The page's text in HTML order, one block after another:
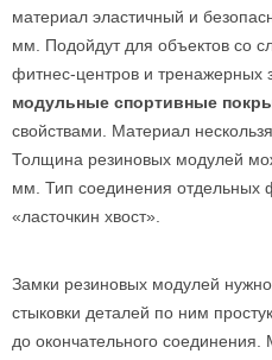
материал эластичный и
мм. Подойдут для объектов со
фитнес-центров и тренажерных
модульные спортивные
свойствами. Материал
Толщина резиновых модулей
мм. Тип соединения отдельных
«ласточкин хвост».
Замки резиновых модулей
стыковки деталей по ним
до окончательного